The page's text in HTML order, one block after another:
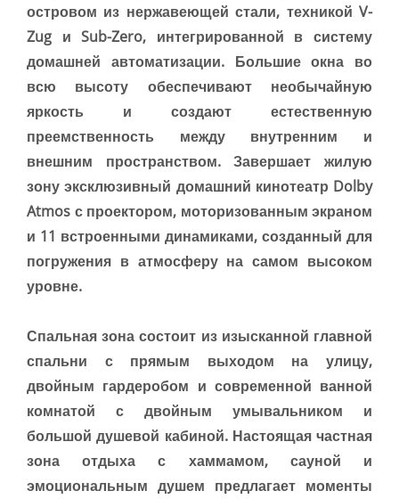
островом из нержавеющей стали, техникой V-
Zug и Sub-Zero, интегрированной в систему
домашней автоматизации. Большие окна во
всю высоту обеспечивают необычайную
яркость и создают естественную
преемственность между внутренним и
внешним пространством. Завершает жилую
зону эксклюзивный домашний кинотеатр Dolby
Atmos с проектором, моторизованным экраном
и 11 встроенными динамиками, созданный для
погружения в атмосферу на самом высоком
уровне.
Спальная зона состоит из изысканной главной
спальни с прямым выходом на улицу,
двойным гардеробом и современной ванной
комнатой с двойным умывальником и
большой душевой кабиной. Настоящая частная
зона отдыхас хаммамом, сауной и
эмоциональным душем предлагает моменты